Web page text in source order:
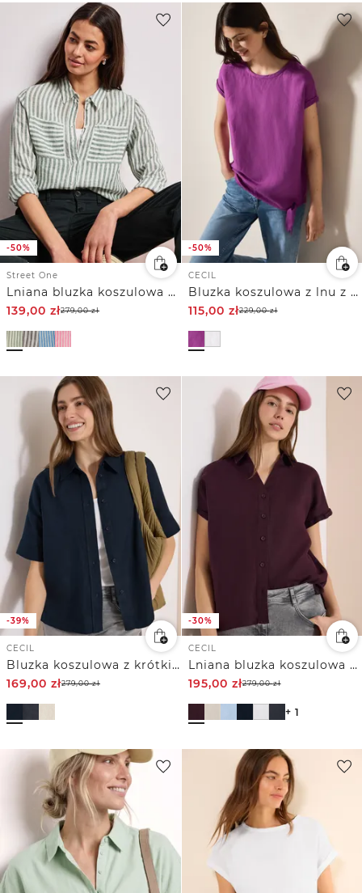
-50%
Street One
Lniana bluzka koszulowa z długim rękawem
139,00 zł279,00zł
-50%
CECIL
Bluzka koszulowa z lnu z węzłami
115,00 zł229,00zł
-39%
CECIL
Bluzka koszulowa z krótkim rękawem z czystego lnu
169,00 zł279,00zł
-30%
CECIL
Lniana bluzka koszulowa z obniżoną linią ramion
195,00 zł279,00zł
+ 1